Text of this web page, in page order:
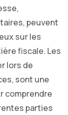
peuvent
sur les
fiscale. Les
lors de
sont une
comprendre
parties